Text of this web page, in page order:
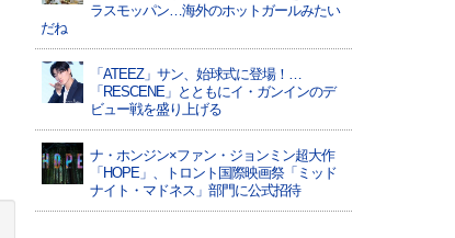
ラスモッパン…海外のホットガールみたい
だね
「ATEEZ」サン、始球式に登場！…
「RESCENE」とともにイ・ガンインのデ
ビュー戦を盛り上げる
ナ・ホンジン×ファン・ジョンミン超大作
「HOPE」、トロント国際映画祭「ミッド
ナイト・マドネス」部門に公式招待